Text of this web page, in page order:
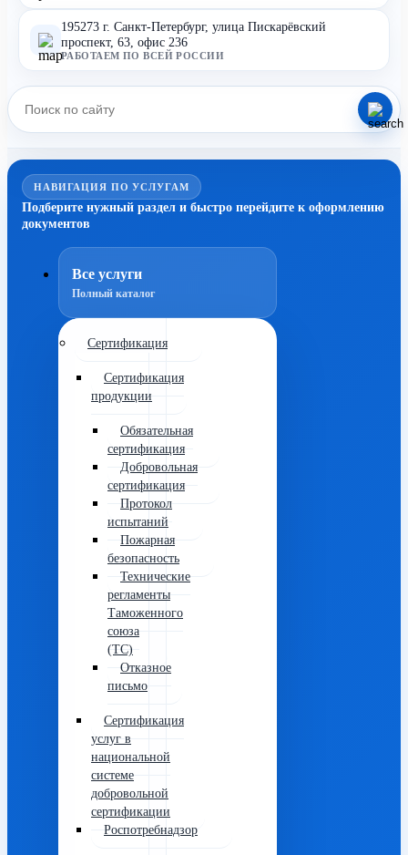
195273 г. Санкт-Петербург, улица Пискарёвский
проспект, 63, офис 236
РАБОТАЕМ ПО ВСЕЙ РОССИИ
НАВИГАЦИЯ ПО УСЛУГАМ
Подберите нужный раздел и быстро перейдите к оформлению
документов
Все услуги
Полный каталог
Сертификация
Сертификация
продукции
Обязательная
сертификация
Добровольная
сертификация
Протокол
испытаний
Пожарная
безопасность
Технические
регламенты
Таможенного
союза
(ТС)
Отказное
письмо
Сертификация
услуг в
национальной
системе
добровольной
сертификации
Роспотребнадзор